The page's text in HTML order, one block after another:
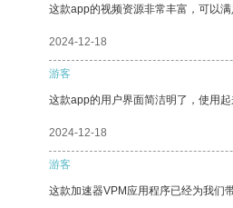
这款app的视频资源非常丰富，可以满
2024-12-18
游客
这款app的用户界面简洁明了，使用
2024-12-18
游客
这款加速器VPM应用程序已经为我们